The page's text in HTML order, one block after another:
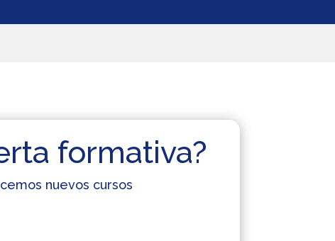
formativa?
nuevos cursos